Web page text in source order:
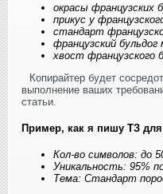
окрасы французских
прикус у
стандарт
французский бульдог
хвост французского
Копирайтер будет
выполнение ваших
статьи.
Пример, как я пишу ТЗ для
Кол-во символов: до
Уникальность: 95%
Тема: Стандарт